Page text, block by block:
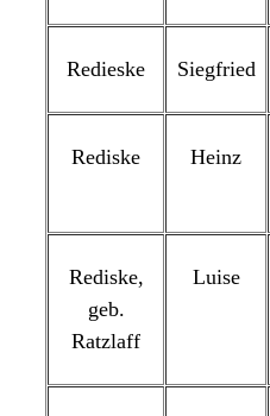
Redieske Siegfried
Rediske Heinz
Rediske,
geb.
Ratzlaff
Luise